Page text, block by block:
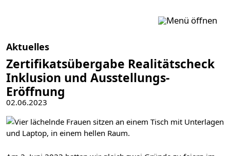
Aktuelles
Zertifikatsübergabe Realitätscheck
Inklusion und Ausstellungs-
Eröffnung
02.06.2023